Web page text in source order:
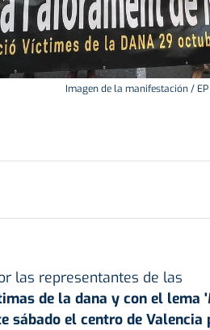
Imagen de la manifestación / EP
las representantes de las
de la dana y con el lema
sábado el centro de Valencia